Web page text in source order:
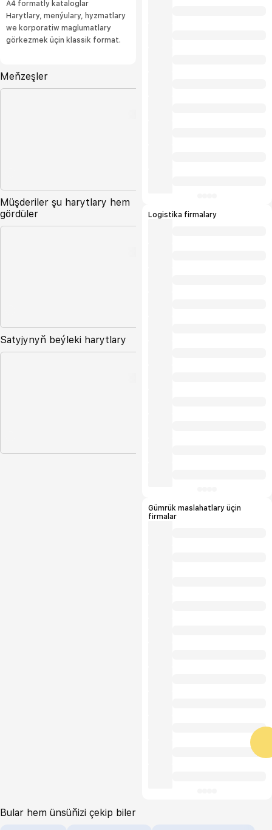
A4 formatly kataloglar
Harytlary, menýulary, hyzmatlary
we korporatiw maglumatlary
görkezmek üçin klassik format.
Meňzeşler
Müşderiler şu harytlary hem
gördüler
Satyjynyň beýleki harytlary
Logistika firmalary
Gümrük maslahatlary üçin
firmalar
Bular hem ünsüňizi çekip biler